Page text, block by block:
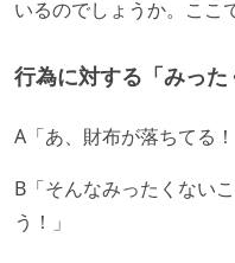
いるのでしょうか。ここ
行為に対する「みった
A「あ、財布が落ちてる
B「そんなみったくない
う！」